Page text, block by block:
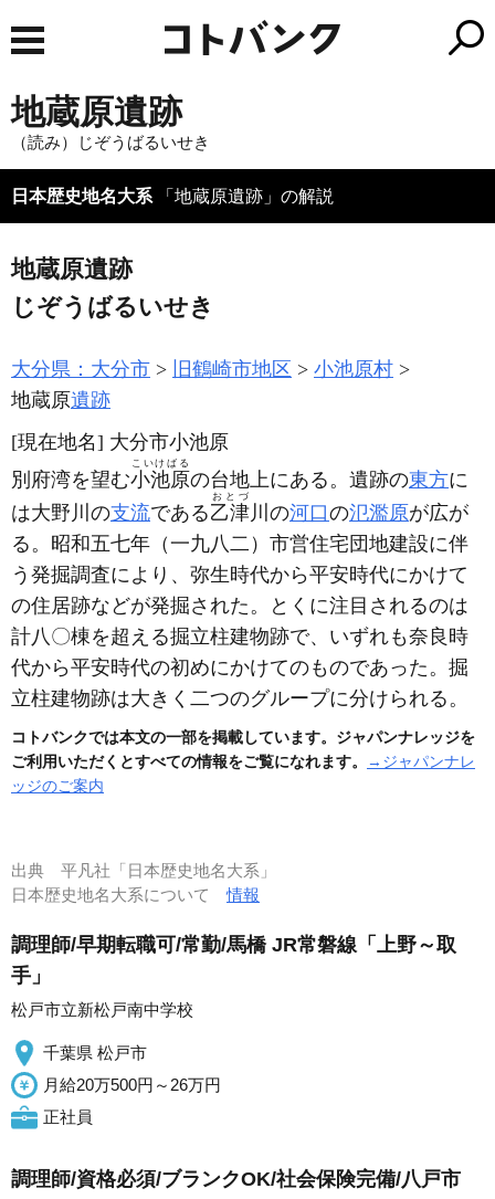
地蔵原遺跡
（読み）じぞうばるいせき
日本歴史地名大系 「地蔵原遺跡」の解説
地蔵原遺跡
じぞうばるいせき
大分県：大分市 旧鶴崎市地区
小池原村
地蔵原遺跡
[現在地名] 大分市小池原
別府湾を望む小池原
こいけばる
の台地上にある。遺跡の東方に
は大野川の支流である乙津
おとづ
川の河口の氾濫原が広が
る。昭和五七年 （一九八二） 市営住宅団地建設に伴
う発掘調査により、弥生時代から平安時代にかけて
の住居跡などが発掘された。とくに注目されるのは
計八〇棟を超える掘立柱建物跡で、いずれも奈良時
代から平安時代の初めにかけてのものであった。掘
立柱建物跡は大きく二つのグループに分けられる。
コトバンクでは本文の一部を掲載しています。ジャパンナレッジを
ご利用いただくとすべての情報をご覧になれます。
→ジャパンナレ
ッジのご案内
出典 平凡社「日本歴史地名大系」
日本歴史地名大系について情報
調理師/早期転職可/常勤/馬橋 JR常磐線「上野～取
手」
松戸市立新松戸南中学校
千葉県 松戸市
月給20万500円～26万円
正社員
調理師/資格必須/ブランクOK/社会保険完備/八戸市